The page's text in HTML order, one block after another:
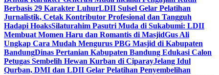
Berbasis 29 Karakter LuhurLDII Sulsel Gelar Pelatihan
Jurnalistik, Cetak Kontributor Profesional dan Tangguh
Hadapi HoaksSilaturahim Pasutri Muda di Sukabumi: LDII
Membuat Momen Haru dan Romantis di MasjidGus Ali
Ungkap Cara Mudah Mengurus PBG Masjid di Kabupaten
BandungDinas Pertanian Kabupaten Bandung Edukasi Calon
Petugas Sembelih Hewan Kurban di CiparayJelang Idul
Qurban, DMI dan LDII Gelar Pelatihan Penyembelihan